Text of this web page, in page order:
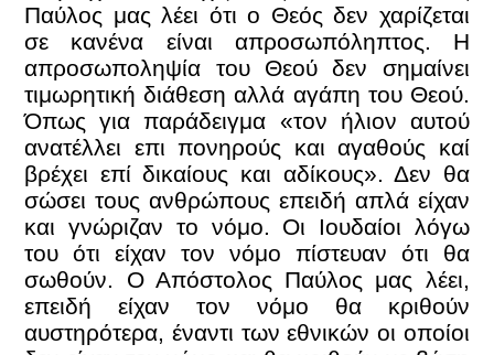
Παύλος μας λέει ότι ο Θεός δεν χαρίζεται
σε κανένα είναι απροσωπόληπτος. Η
απροσωποληψία του Θεού δεν σημαίνει
τιμωρητική διάθεση αλλά αγάπη του Θεού.
Όπως για παράδειγμα «τον ήλιον αυτού
ανατέλλει επι πονηρούς και αγαθούς καί
βρέχει επί δικαίους και αδίκους». Δεν θα
σώσει τους ανθρώπους επειδή απλά είχαν
και γνώριζαν το νόμο. Οι Ιουδαίοι λόγω
του ότι είχαν τον νόμο πίστευαν ότι θα
σωθούν. Ο Απόστολος Παύλος μας λέει,
επειδή είχαν τον νόμο θα κριθούν
αυστηρότερα, έναντι των εθνικών οι οποίοι